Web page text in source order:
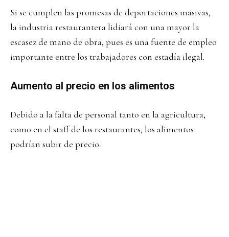
Si se cumplen las promesas de deportaciones masivas,
la industria restaurantera lidiará con una mayor la
escasez de mano de obra, pues es una fuente de empleo
importante entre los trabajadores con estadía ilegal.
Aumento al precio en los alimentos
Debido a la falta de personal tanto en la agricultura,
como en el staff de los restaurantes, los alimentos
podrían subir de precio.